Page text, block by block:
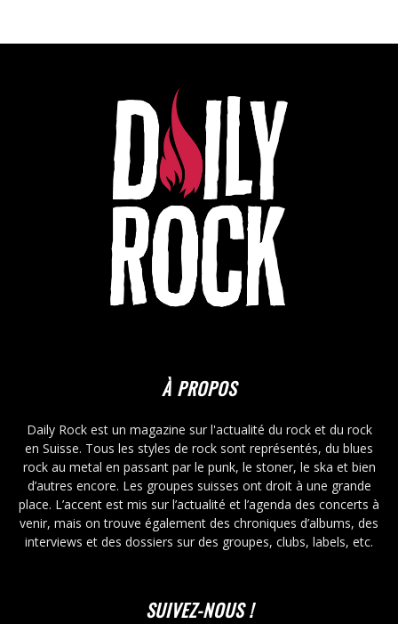
À PROPOS
Daily Rock est un magazine sur l'actualité du rock et du rock
en Suisse. Tous les styles de rock sont représentés, du blues
rock au metal en passant par le punk, le stoner, le ska et bien
d’autres encore. Les groupes suisses ont droit à une grande
place. L’accent est mis sur l’actualité et l’agenda des concerts à
venir, mais on trouve également des chroniques d’albums, des
interviews et des dossiers sur des groupes, clubs, labels, etc.
SUIVEZ-NOUS !